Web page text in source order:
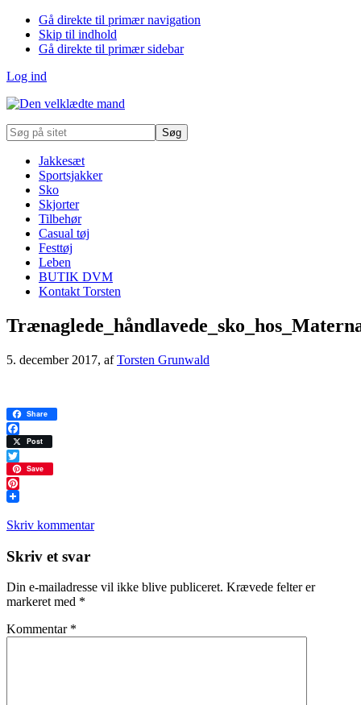
Gå direkte til primær navigation
Skip til indhold
Gå direkte til primær sidebar
Log ind
Søg
på
Jakkesæt
Sportsjakker
Sko
Skjorter
Tilbehør
Casual tøj
Festtøj
Leben
BUTIK DVM
Kontakt Torsten
5. december 2017, afTorsten Grunwald
Share
Facebook
Post
Twitter
Save
Pinterest
Skriv kommentar
Læserinteraktioner
Skriv et svar
Din e-mailadresse vil ikke blive publiceret. Krævede felter er
markeret med *
Kommentar *